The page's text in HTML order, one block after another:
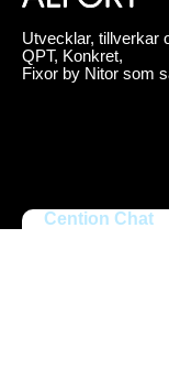
Utvecklar, tillverkar
QPT, Konkret,
Fixor by Nitor som
Cention Chat